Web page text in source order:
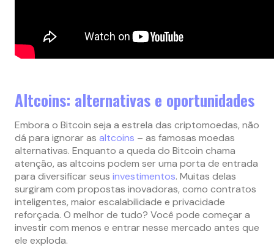
Altcoins: alternativas e oportunidades
Embora o Bitcoin seja a estrela das criptomoedas, não
dá para ignorar as altcoins – as famosas moedas
alternativas. Enquanto a queda do Bitcoin chama
atenção, as altcoins podem ser uma porta de entrada
para diversificar seus investimentos. Muitas delas
surgiram com propostas inovadoras, como contratos
inteligentes, maior escalabilidade e privacidade
reforçada. O melhor de tudo? Você pode começar a
investir com menos e entrar nesse mercado antes que
ele exploda.